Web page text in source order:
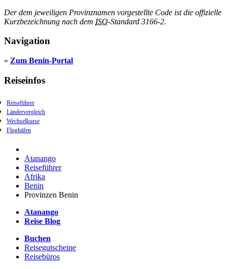
Der dem jeweiligen Provinznamen vorgestellte Code ist die offizielle
Kurzbezeichnung nach dem ISO-Standard 3166-2.
Navigation
» Zum Benin-Portal
Reiseinfos
Reiseführer
Ländervergleich
Wechselkurse
Flughäfen
Atanango
Reiseführer
Afrika
Benin
Provinzen Benin
Atanango
Reise Blog
Buchen
Reisegutscheine
Reisebüros